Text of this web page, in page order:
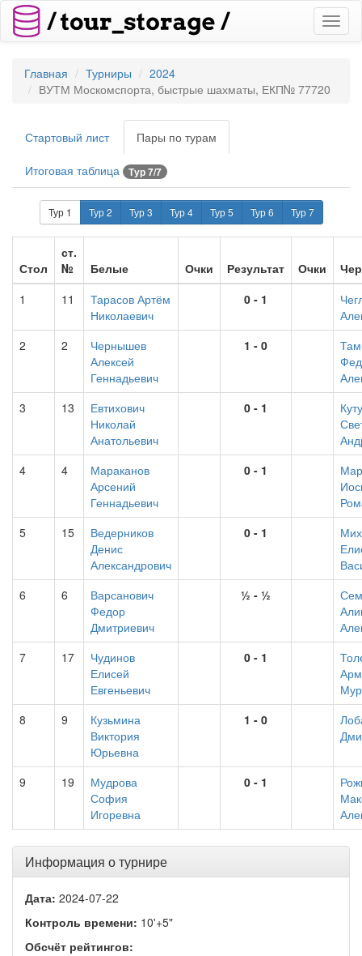
Главная Турниры
2024
ВУТМ Москомспорта, быстрые шахматы, ЕКП№ 77720
Стартовый лист Пары по турам
Итоговая таблица Тур 7/7
Тур 1 Тур 2 Тур 3 Тур 4 Тур 5 Тур 6 Тур 7
Стол
ст.
№
Белые Очки Результат Очки
1
11
Тарасов Артём
Николаевич
0 - 1
2
2
Чернышев
Алексей
Геннадьевич
1 - 0
3
13
Евтихович
Николай
Анатольевич
0 - 1
4
4
Мараканов
Арсений
Геннадьевич
0 - 1
5
15
Ведерников
Денис
Александрович
0 - 1
6
6
Варсанович
Федор
Дмитриевич
½ - ½
7
17
Чудинов
Елисей
Евгеньевич
0 - 1
8
9
Кузьмина
Виктория
Юрьевна
1 - 0
9 19
Мудрова
София
Игоревна
0 - 1
Информация о турнире
Дата: 2024-07-22
Контроль времени: 10'+5"
Обсчёт рейтингов: